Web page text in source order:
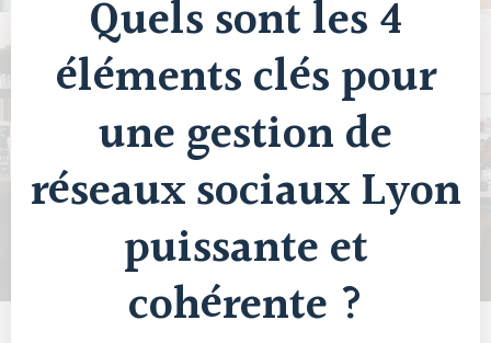
Quels sont les 4
éléments clés pour
une gestion de
réseaux sociaux Lyon
puissante et
cohérente ?